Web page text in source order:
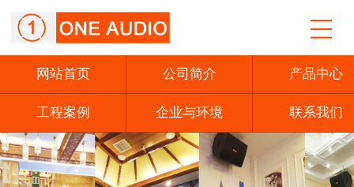
网站首页 公司简介 产品中心
工程案例 企业与环境 联系我们